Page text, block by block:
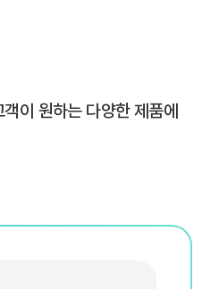
이 원하는 다양한 제품에